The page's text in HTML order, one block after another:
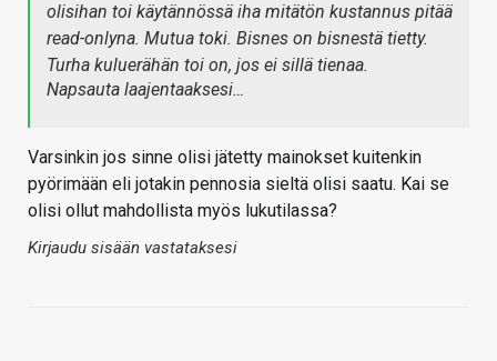
olisihan toi käytännössä iha mitätön kustannus pitää
read-onlyna. Mutua toki. Bisnes on bisnestä tietty.
Turha kuluerähän toi on, jos ei sillä tienaa.
Napsauta laajentaaksesi…
Varsinkin jos sinne olisi jätetty mainokset kuitenkin
pyörimään eli jotakin pennosia sieltä olisi saatu. Kai se
olisi ollut mahdollista myös lukutilassa?
Kirjaudu sisään vastataksesi